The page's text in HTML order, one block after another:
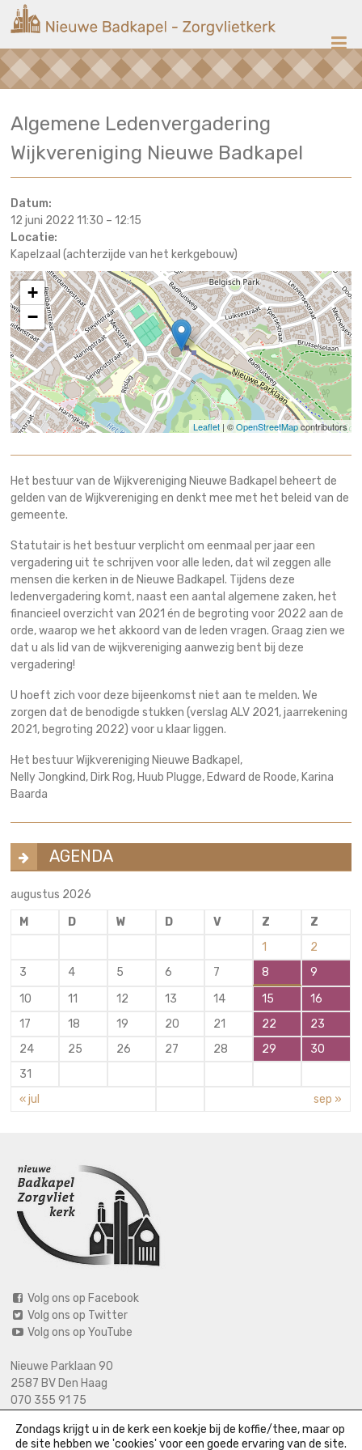
naar
inhoud
Nieuwe
Badkapel
op
Scheveningen
Algemene Ledenvergadering
Wijkvereniging Nieuwe Badkapel
Datum:
12 juni 2022 11:30 –12:15
Locatie:
Kapelzaal (achterzijde van het kerkgebouw)
+
−
Leaflet| ©OpenStreetMapcontributors
Het bestuur van de Wijkvereniging Nieuwe Badkapel beheert de
gelden van de Wijkvereniging en denkt mee met het beleid van de
gemeente.
Statutair is het bestuur verplicht om eenmaal per jaar een
vergadering uit te schrijven voor alle leden, dat wil zeggen alle
mensen die kerken in de Nieuwe Badkapel. Tijdens deze
ledenvergadering komt, naast een aantal algemene zaken, het
financieel overzicht van 2021 én de begroting voor 2022 aan de
orde, waarop we het akkoord van de leden vragen. Graag zien we
dat u als lid van de wijkvereniging aanwezig bent bij deze
vergadering!
U hoeft zich voor deze bijeenkomst niet aan te melden. We
zorgen dat de benodigde stukken (verslag ALV 2021, jaarrekening
2021, begroting 2022) voor u klaar liggen.
Het bestuur Wijkvereniging Nieuwe Badkapel,
Nelly Jongkind, Dirk Rog, Huub Plugge, Edward de Roode, Karina
Baarda
AGENDA
augustus 2026
M
D W D V Z
Z
1
2
3
4 5 6 7 8
9
10
11 12 13 14 15
16
17
18 19 20 21 22
23
24
25 26 27 28 29
30
31
« jul
sep »
Volg ons op Facebook
Volg ons op Twitter
Volg ons op YouTube
Nieuwe Parklaan 90
2587 BV Den Haag
070 355 91 75
06 2125 2720 (bij calamiteiten)
info@nieuwebadkapel.nl
Zondags krijgt u in de kerk een koekje bij de koffie/thee, maar op
de site hebben we 'cookies' voor een goede ervaring van de site.